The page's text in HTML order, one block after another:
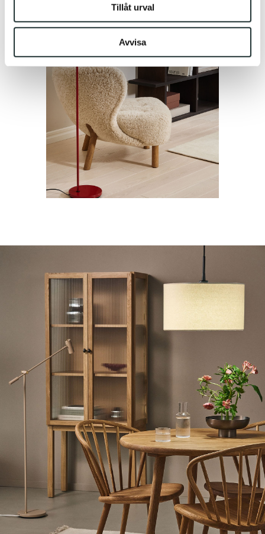
samlat in när du har använt deras tjänster.
Tillåt urval
Avvisa